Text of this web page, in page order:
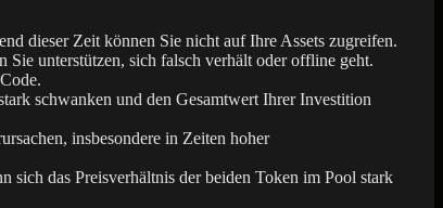
dieser Zeit können Sie nicht auf Ihre Assets zugreifen.
unterstützen, sich falsch verhält oder offline geht.
schwanken und den Gesamtwert Ihrer Investition
insbesondere in Zeiten hoher
das Preisverhältnis der beiden Token im Pool stark